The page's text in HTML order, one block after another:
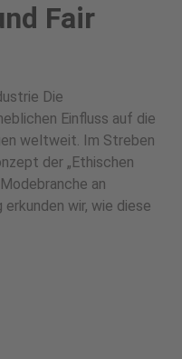
Fair
Die
Einfluss auf die
weltweit. Im Streben
der „Ethischen
an
wir, wie diese